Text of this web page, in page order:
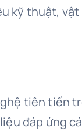
kỹ thuật,
tiên tiến
đáp ứng